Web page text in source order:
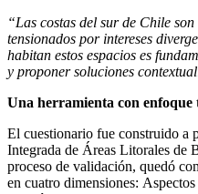
“Las costas del sur de Chile
tensionados por intereses
habitan estos espacios es
y proponer soluciones
Una herramienta con
El cuestionario fue construido a
Integrada de Áreas Litorales de
proceso de validación, quedó
en cuatro dimensiones: